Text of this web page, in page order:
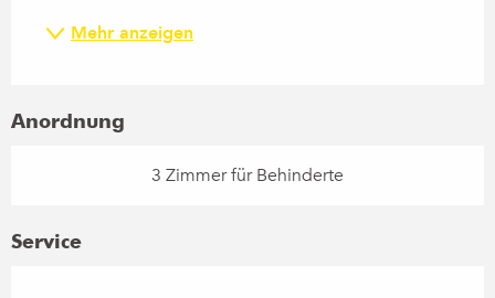
Mehr anzeigen
Anordnung
3 Zimmer für Behinderte
Service